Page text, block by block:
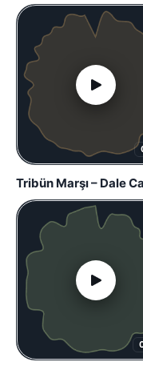
Tribün Marşı – Dale